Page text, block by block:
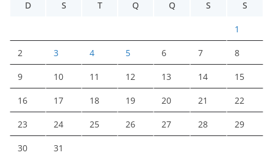
D
S T Q Q S S
1
2 3 4 5 6 7 8
9 10 11 12 13 14 15
16 17 18 19 20 21 22
23 24 25 26 27 28 29
30 31